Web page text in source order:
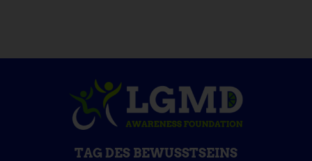
TAG DES BEWUSSTSEINS